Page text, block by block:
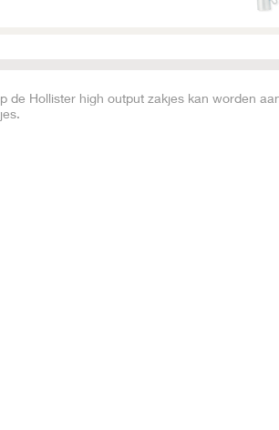
Hollister high output zakjes kan worden
bewegingsvrijheid